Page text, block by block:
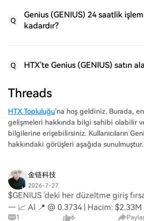
Q
Genius (GENIUS) 24 saatlik
kadardır?
Q HTX'te Genius (GENIUS) satın
Threads
HTX Topluluğu'na hoş geldiniz. Burada,
gelişmeleri hakkında bilgi sahibi olabilir
bilgilerine erişebilirsiniz. Kullanıcıların
hakkındaki görüşleri aşağıda sunulmuştur.
金链科技
2026-7-27
$GENIUS 'deki her düzeltme giriş
— 📈 Al 📍 @ 0.3734 | Hacim: $2.33M
1 6